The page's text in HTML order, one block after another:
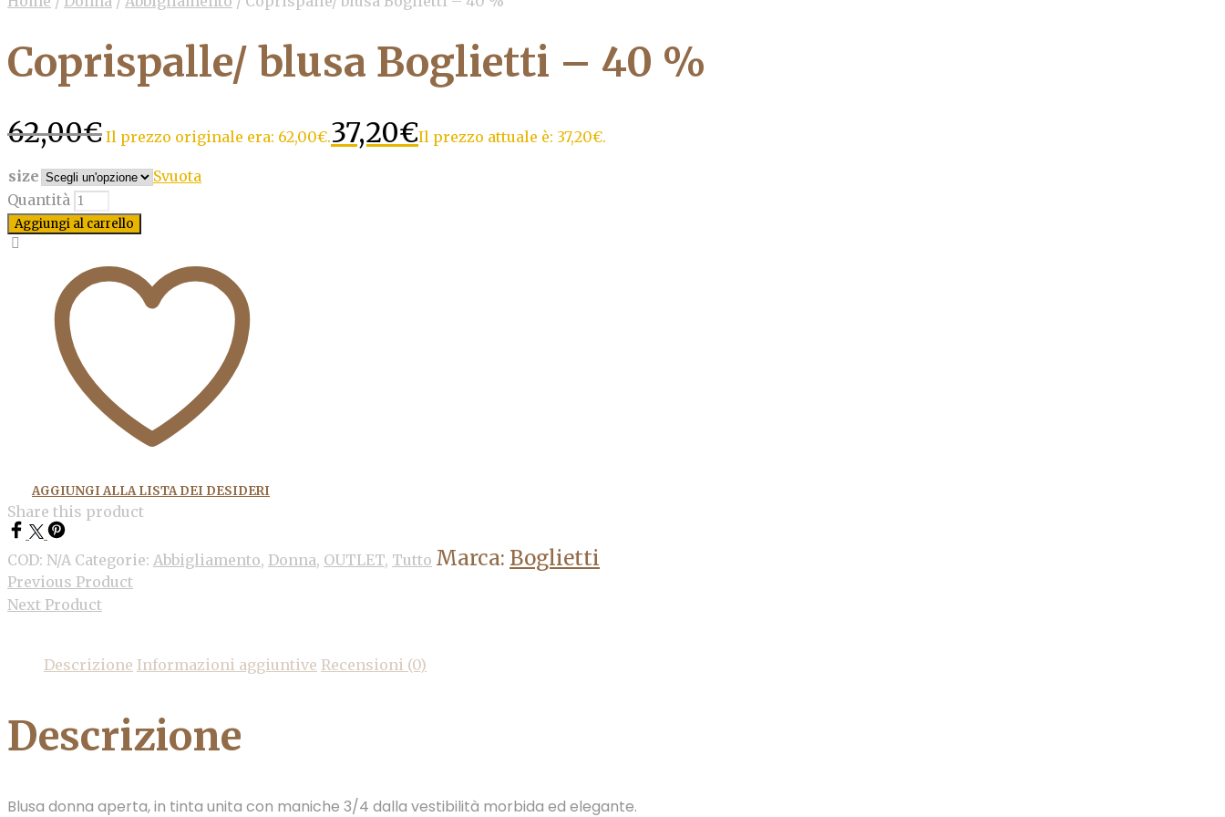
Coprispalle/ blusa Boglietti – 40 %
62,00€ Il prezzo originale era: 62,00€.37,20€Il prezzo attuale è: 37,20€.
size
Svuota
Quantità
Aggiungi al carrello
AGGIUNGI ALLA LISTA DEI DESIDERI
Share this product
COD: N/A Categorie: Abbigliamento, Donna, OUTLET, Tutto Marca: Boglietti
Previous Product
Next Product
Descrizione Informazioni aggiuntive Recensioni (0)
Descrizione
Blusa donna aperta, in tinta unita con maniche 3/4 dalla vestibilità morbida ed elegante.